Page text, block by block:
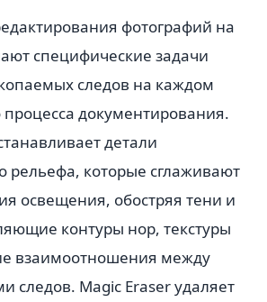
фотографий на
специфические задачи
следов на каждом
процесса документирования.
детали
рельефа, которые сглаживают
освещения, обостряя тени и
контуры нор, текстуры
взаимоотношения между
следов. Magic Eraser удаляет